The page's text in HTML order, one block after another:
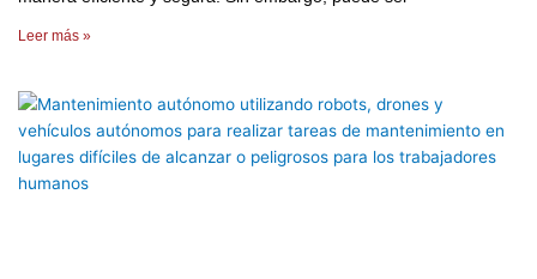
Leer más »